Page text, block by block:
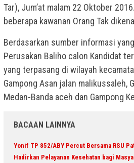
Tar), Jum’at malam 22 Oktober
beberapa kawanan Orang Tak
Berdasarkan sumber informasi
Perusakan Baliho calon Kandidat
yang terpasang di wilayah
Gampong Asan jalan malikussaleh,
Medan-Banda aceh dan Gampong
BACAAN LAINNYA
Yonif TP 852/ABY Percut Bersama RSU
Hadirkan Pelayanan Kesehatan bagi